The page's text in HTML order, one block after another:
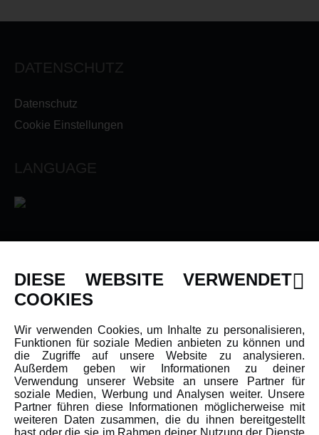
DATENSCHUTZ
Datenschutz
Cookie Einstellungen
LANGUAGE
Newsletter
Karriere
Amewi Kataloge
MEHR VON AMEWI
DIESE WEBSITE VERWENDET
COOKIES
Wir verwenden Cookies, um Inhalte zu personalisieren,
Funktionen für soziale Medien anbieten zu können und
die Zugriffe auf unsere Website zu analysieren.
Außerdem geben wir Informationen zu deiner
Verwendung unserer Website an unsere Partner für
soziale Medien, Werbung und Analysen weiter. Unsere
Partner führen diese Informationen möglicherweise mit
weiteren Daten zusammen, die du ihnen bereitgestellt
hast oder die sie im Rahmen deiner Nutzung der Dienste